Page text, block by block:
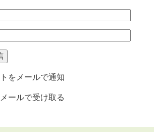
をメールで通知
ールで受け取る